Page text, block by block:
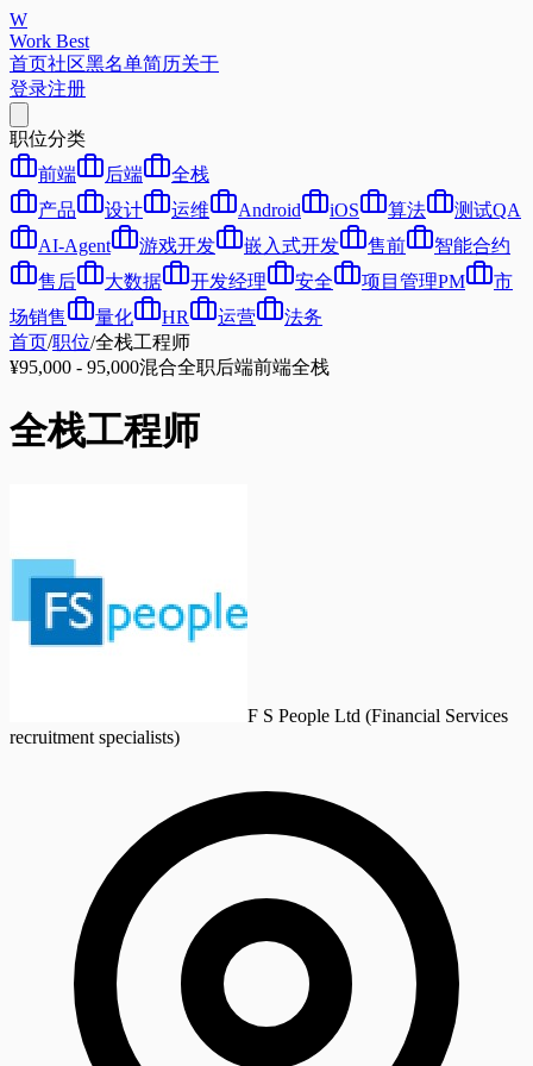
W
Work Best
首页社区黑名单简历关于
登录注册
职位分类
前端
后端
全栈
产品
设计 运维 Android iOS 算法
测试QA
AI-Agent
游戏开发 嵌入式开发 售前
智能合约
售后
大数据 开发经理 安全 项目管理PM
市
场销售
量化 HR 运营
法务
首页/职位/全栈工程师
¥95,000 - 95,000混合全职后端前端全栈
全栈工程师
F S People Ltd (Financial Services
recruitment specialists)